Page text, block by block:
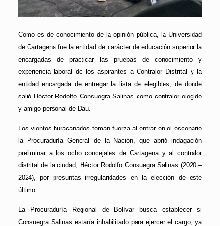
Como es de conocimiento de la opinión pública, la Universidad
de Cartagena fue la entidad de carácter de educación superior la
encargadas de practicar las pruebas de conocimiento y
experiencia laboral de los aspirantes a Contralor Distrital y la
entidad encargada de entregar la lista de elegibles, de donde
salió Héctor Rodolfo Consuegra Salinas como contralor elegido
y amigo personal de Dau.
Los vientos huracanados toman fuerza al entrar en el escenario
la Procuraduría General de la Nación, que abrió indagación
preliminar a los ocho concejales de Cartagena y al contralor
distrital de la ciudad, Héctor Rodolfo Consuegra Salinas (2020 –
2024), por presuntas irregularidades en la elección de este
último.
La Procuraduría Regional de Bolívar busca establecer si
Consuegra Salinas estaría inhabilitado para ejercer el cargo, ya